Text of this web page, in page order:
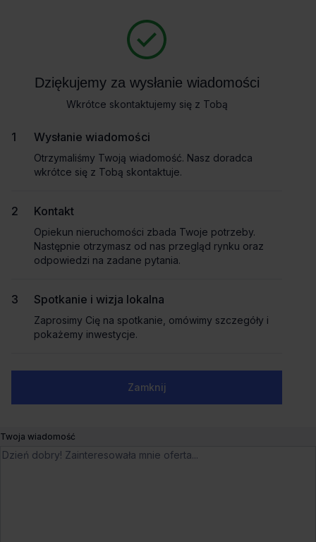
Wynajem tradycyjny
Biuro do wynajęcia Forest Kampus
Warszawa, Wola
Czynsz bazowy na zapytanie
Dziękujemy za wysłanie wiadomości
Wkrótce skontaktujemy się z Tobą
Wysłanie wiadomości
Otrzymaliśmy Twoją wiadomość. Nasz doradca
wkrótce się z Tobą skontaktuje.
Kontakt
Opiekun nieruchomości zbada Twoje potrzeby.
Następnie otrzymasz od nas przegląd rynku oraz
odpowiedzi na zadane pytania.
Spotkanie i wizja lokalna
Zaprosimy Cię na spotkanie, omówimy szczegóły i
pokażemy inwestycje.
Zamknij
Masz pytania dotyczące oferty? Opowiedz nam o swoich
Twojej firmy. Napisz do nas!
Imię i nazwisko
Nazwa firmy
Email służbowy
Numer telefonu służbowy
Twoja wiadomość
Dziękujemy za wysłanie wiadomości
Wkrótce skontaktujemy się z Tobą
Wysłanie wiadomości
Otrzymaliśmy Twoją wiadomość. Nasz doradca
wkrótce się z Tobą skontaktuje.
Kontakt
Opiekun nieruchomości zbada Twoje potrzeby.
Następnie otrzymasz od nas przegląd rynku oraz
odpowiedzi na zadane pytania.
Spotkanie i wizja lokalna
Zaprosimy Cię na spotkanie, omówimy szczegóły i
pokażemy inwestycje.
Zamknij